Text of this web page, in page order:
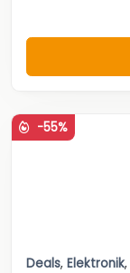
-55%
Deals, Elektronik,